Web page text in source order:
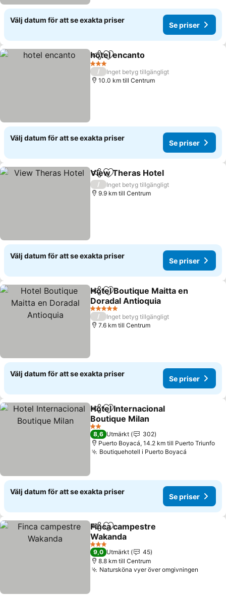
Välj datum för att se exakta priser
Se priser
Dela Lägg till i Mina Favoriter
hotel encanto
3 Stjärnor
/
Inget betyg tillgängligt
10.0 km till Centrum
Välj datum för att se exakta priser
Se priser
Dela Lägg till i Mina Favoriter
View Theras Hotel
/
Inget betyg tillgängligt
9.9 km till Centrum
Välj datum för att se exakta priser
Se priser
Dela Lägg till i Mina Favoriter
Hotel Boutique Maitta en
Doradal Antioquia
Se priser
5 Stjärnor
/
Inget betyg tillgängligt
7.6 km till Centrum
Välj datum för att se exakta priser
Se priser
Dela Lägg till i Mina Favoriter
Hotel Internacional
Boutique Milan
Se priser
2 Stjärnor
8,6 Utmärkt
302
Puerto Boyacá, 14.2 km till Puerto Triunfo
Boutiquehotell i Puerto Boyacá
Välj datum för att se exakta priser
Se priser
Dela Lägg till i Mina Favoriter
Finca campestre
Wakanda
Se priser
3 Stjärnor
9,0 Utmärkt
45
8.8 km till Centrum
Natursköna vyer över omgivningen